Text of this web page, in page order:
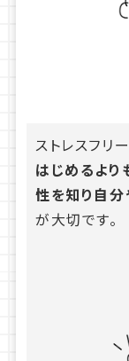
ストレスフリ
はじめるよ
性を知り自
が大切です。